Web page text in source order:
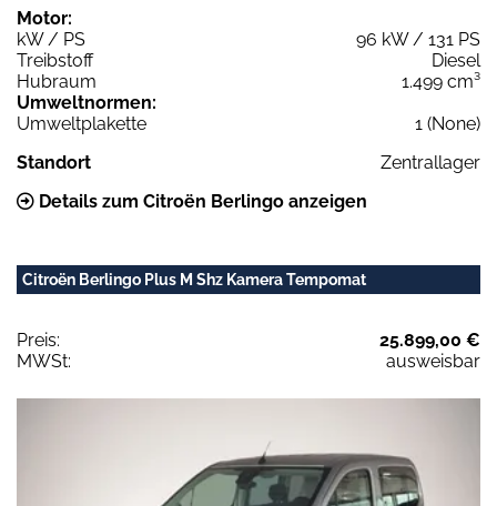
Motor:
kW / PS
96 kW / 131 PS
Treibstoff
Diesel
Hubraum
1.499 cm³
Umweltnormen:
Umweltplakette
1 (None)
Standort
Zentrallager
Details zum Citroën Berlingo anzeigen
Citroën Berlingo Plus M Shz Kamera Tempomat
Preis:
25.899,00 €
MWSt:
ausweisbar